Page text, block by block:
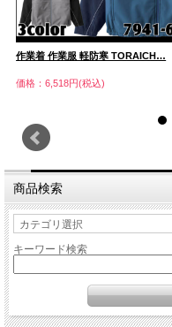
作業着 作業服 軽防寒 TORAICH…
価格：6,518円(税込)
商品検索
キーワード検索